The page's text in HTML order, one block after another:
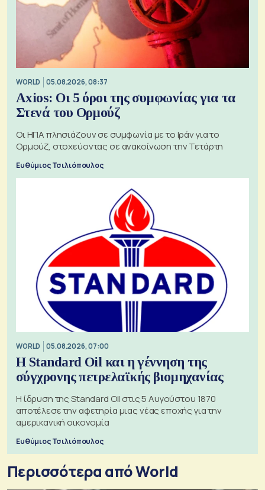
WORLD 05.08.2026, 08:37
Axios: Οι 5 όροι της συμφωνίας για τα
Στενά του Ορμούζ
Οι ΗΠΑ πλησιάζουν σε συμφωνία με το Ιράν για το
Ορμούζ, στοχεύοντας σε ανακοίνωση την Τετάρτη
Ευθύμιος Τσιλιόπουλος
WORLD 05.08.2026, 07:00
Η Standard Oil και η γέννηση της
σύγχρονης πετρελαϊκής βιομηχανίας
Η ίδρυση της Standard Oil στις 5 Αυγούστου 1870
αποτέλεσε την αφετηρία μιας νέας εποχής για την
αμερικανική οικονομία
Ευθύμιος Τσιλιόπουλος
Περισσότερα από World